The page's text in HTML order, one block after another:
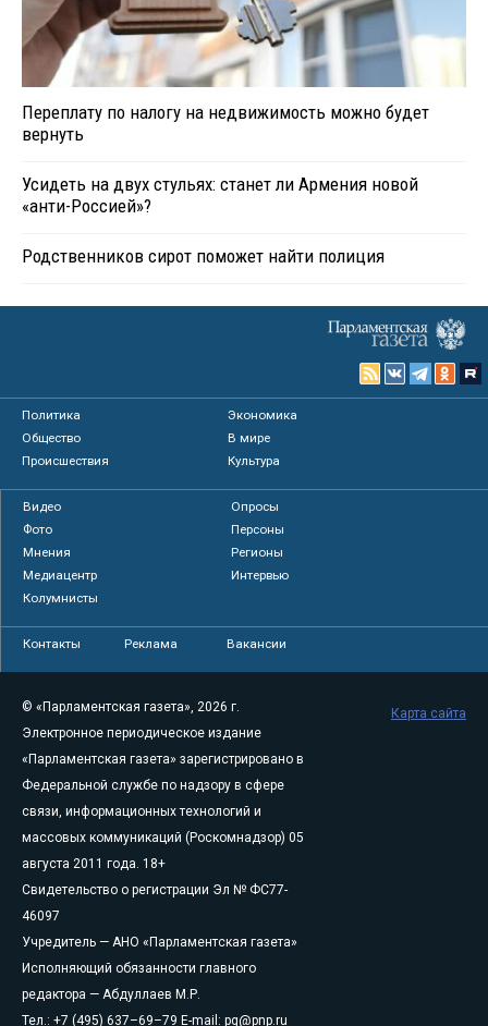
Переплату по налогу на недвижимость можно будет
вернуть
Усидеть на двух стульях: станет ли Армения новой
«анти-Россией»?
Родственников сирот поможет найти полиция
Политика
Экономика
Общество
В мире
Происшествия
Культура
Видео
Опросы
Фото
Персоны
Мнения
Регионы
Медиацентр
Интервью
Колумнисты
Контакты Реклама Вакансии
© «Парламентская газета», 2026 г.
Электронное периодическое издание
«Парламентская газета» зарегистрировано в
Федеральной службе по надзору в сфере
связи, информационных технологий и
массовых коммуникаций (Роскомнадзор) 05
августа 2011 года. 18+
Свидетельство о регистрации Эл № ФС77-
46097
Учредитель — АНО «Парламентская газета»
Исполняющий обязанности главного
редактора — Абдуллаев М.Р.
Тел.: +7 (495) 637–69–79 E-mail: pg@pnp.ru
Карта сайта